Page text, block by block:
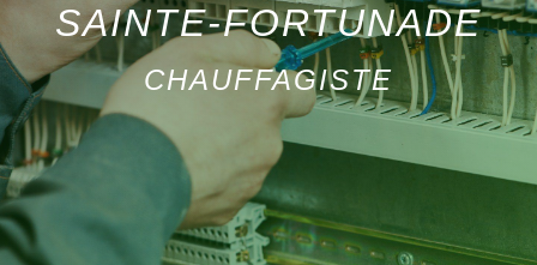
SAINTE-FORTUNADE
CHAUFFAGISTE